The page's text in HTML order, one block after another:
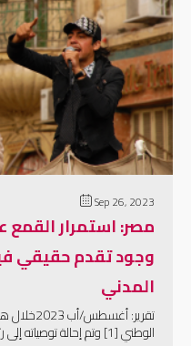
Sep 26, 2023
مصر: استمرار القمع
وجود تقدم حقيقي
المدني
تقرير:
الوطني [1] وتم إحالة توصياته إلى رئاسة الجمهورية…